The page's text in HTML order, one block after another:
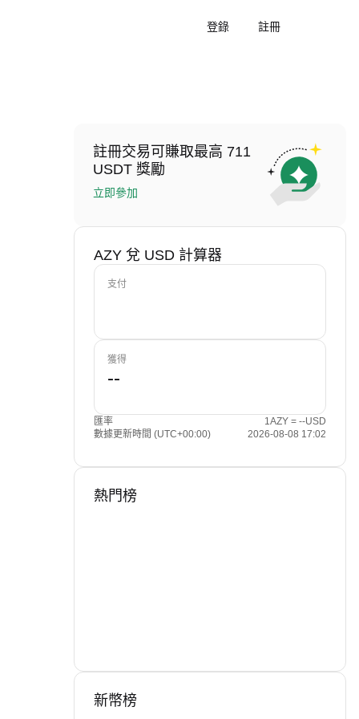
登錄 註冊
註冊交易可賺取最高 711
USDT 獎勵
立即參加
AZY 兌 USD 計算器
支付
獲得
匯率
1AZY = --USD
數據更新時間 (UTC+00:00)
2026-08-08 17:02
熱門榜
新幣榜